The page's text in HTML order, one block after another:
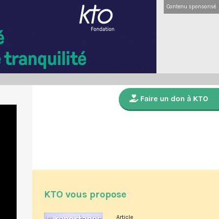
Contenu sponsorisé
Faire un don à KTO
KTO vous propose
Article